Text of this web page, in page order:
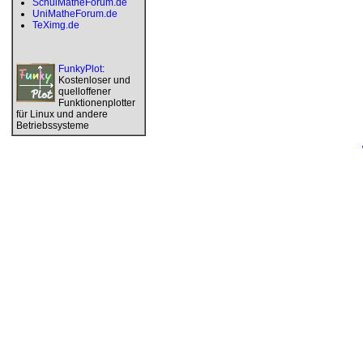
SchulMatheForum.de
UniMatheForum.de
TeXimg.de
FunkyPlot:
Kostenloser und
quelloffener
Funktionenplotter
für Linux und andere
Betriebssysteme